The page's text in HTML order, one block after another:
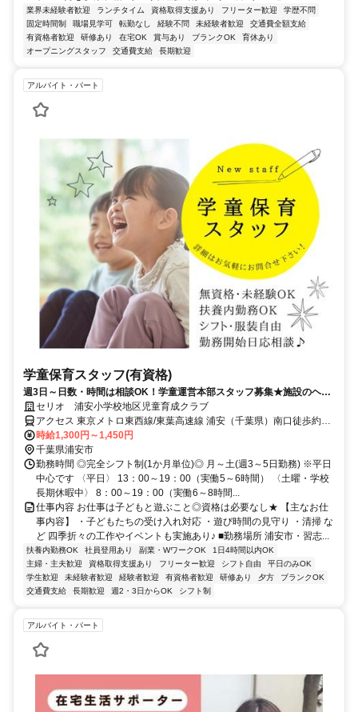
業界未経験者歓迎 ランチタイム 資格取得支援あり フリーター歓迎
学歴不問
固定時間制
職場見学可 転勤なし 経験不問 未経験者歓迎
交通費全額支給
有資格者歓迎
研修あり 在宅OK 賞与あり ブランクOK
育休あり
オープニングスタッフ
交通費支給 長期歓迎
アルバイト・パート
学童保育スタッフ(有資格)
週3日～日数・時間は相談OK！学童運営本部スタッフ募集★施設のヘル
プ業務をお願いします！
セリオ 浦安小学校地区児童育成クラブ
アクセス 東京メトロ東西線/東葉高速線 浦安（千葉県）南口徒歩約5
分、東京メトロ東西線/ＪＲ中央本線 南行徳南口徒歩約16分、東京メ
トロ東西線/ＪＲ中央本線 葛西博物館口徒歩約30分
時給1,300円～1,450円
千葉県浦安市
勤務時間 ◎完全シフト制(1か月単位)◎ 月～土(週3～5日勤務) ※平日
中心です 〈平日〉 13：00～19：00（実働5～6時間） 〈土曜・学校
長期休暇中〉 8：00～19：00（実働6～8時間...
仕事内容 お仕事は子どもと遊ぶこと◎資格は必要なし★ 【主なお仕
事内容】 ・子どもたちの受け入れ対応 ・遊び時間の見守り ・清掃 な
ど 四季折々の工作やイベントも実施あり♪ ■勤務場所 浦安市・習志...
扶養内勤務OK 社員登用あり 副業・WワークOK
1日4時間以内OK
主婦・主夫歓迎
資格取得支援あり フリーター歓迎 シフト自由
平日のみOK
学生歓迎
未経験者歓迎 経験者歓迎 有資格者歓迎 研修あり 夕方
ブランクOK
交通費支給
長期歓迎 週2・3日からOK シフト制
アルバイト・パート